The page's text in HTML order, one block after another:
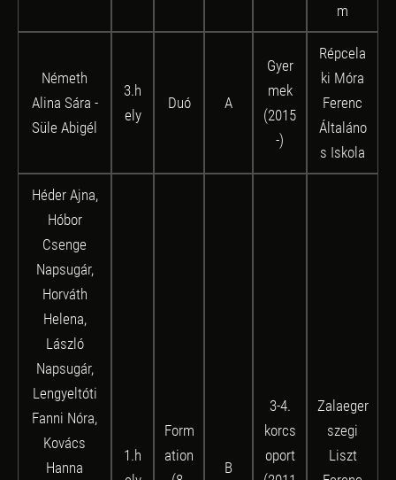
m
Németh
Alina Sára -
Süle Abigél
3.h
ely
Duó A
Gyer
mek
(2015
-)
Répcela
ki Móra
Ferenc
Általáno
s Iskola
Héder Ajna,
Hóbor
Csenge
Napsugár,
Horváth
Helena,
László
Napsugár,
Lengyeltóti
Fanni Nóra,
Kovács
Hanna
1.h
Form
ation
B
3-4.
korcs
oport
Zalaeger
szegi
Liszt